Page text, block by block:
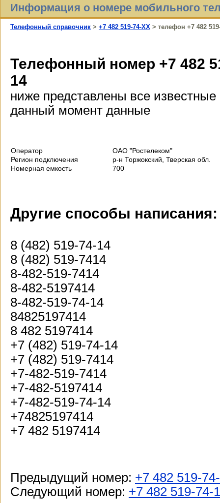
Информация о номере мобильного
Телефонный справочник > +7 482 519-74-XX > телефон +7 482
Телефонный номер +7 482
14
ниже представлены все известные
данный момент данные
Оператор
ОАО "Ростелеком"
Регион подключения
р-н Торжокский, Тверская обл.
Номерная емкость
700
Другие способы написания:
8 (482) 519-74-14
8 (482) 519-7414
8-482-519-7414
8-482-5197414
8-482-519-74-14
84825197414
8 482 5197414
+7 (482) 519-74-14
+7 (482) 519-7414
+7-482-519-7414
+7-482-5197414
+7-482-519-74-14
+74825197414
+7 482 5197414
Предыдущий номер: +7 482 519-
Следующий номер: +7 482 519-74-